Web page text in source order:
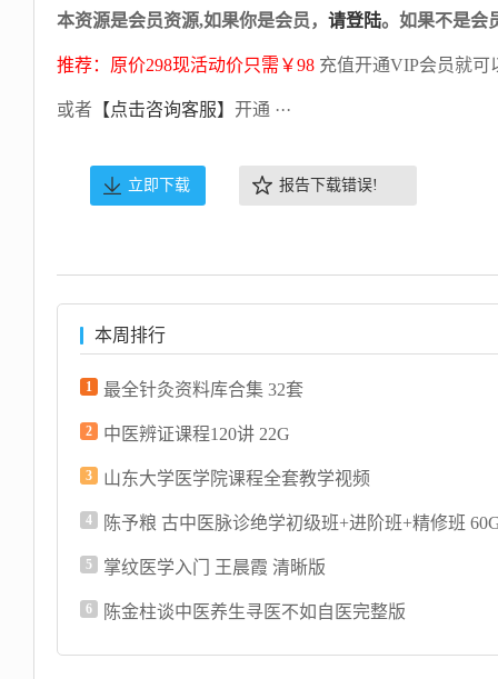
本资源是会员资源,如果你是会员， 请登陆。如果不是会
推荐：原价298现活动价只需￥98 充值开通VIP会员就可
或者 【点击咨询客服】 开通 ···
立即下载 报告下载错误!
本周排行
1 最全针灸资料库合集 32套
2 中医辨证课程120讲 22G
3 山东大学医学院课程全套教学视频
4 陈予粮 古中医脉诊绝学初级班+进阶班+精修班
5 掌纹医学入门 王晨霞 清晰版
6 陈金柱谈中医养生寻医不如自医完整版